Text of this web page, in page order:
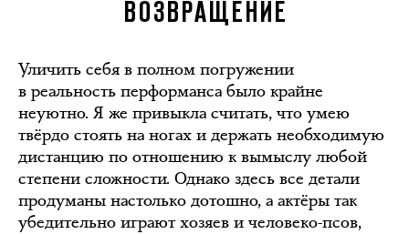
ВОЗВРАЩЕНИЕ
Уличить себя в полном погружении
в реальность перформанса было крайне
неуютно. Я же привыкла считать, что умею
твёрдо стоять на ногах и держать необходимую
дистанцию по отношению к вымыслу любой
степени сложности. Однако здесь все детали
продуманы настолько дотошно, а актёры так
убедительно играют хозяев и человеко-псов,